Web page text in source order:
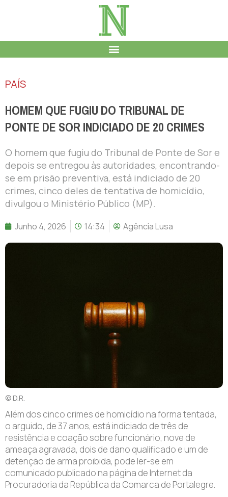
PAÍS
HOMEM QUE FUGIU DO TRIBUNAL DE
PONTE DE SOR INDICIADO DE 20 CRIMES
O homem que fugiu do Tribunal de Ponte de Sor e
depois se entregou às autoridades, encontrando-
se em prisão preventiva, está indiciado de 20
crimes, cinco deles de tentativa de homicídio,
divulgou o Ministério Público (MP).
Junho 4, 2026 14:34 Agência Lusa
© D.R.
Além dos cinco crimes de homicídio na forma tentada,
o arguido, de 37 anos, está indiciado de três de
resistência e coação sobre funcionário, nove de
ameaça agravada, dois de dano qualificado e um de
detenção de arma proibida, pode ler-se em
comunicado publicado na página de Internet da
Procuradoria da República da Comarca de Portalegre.